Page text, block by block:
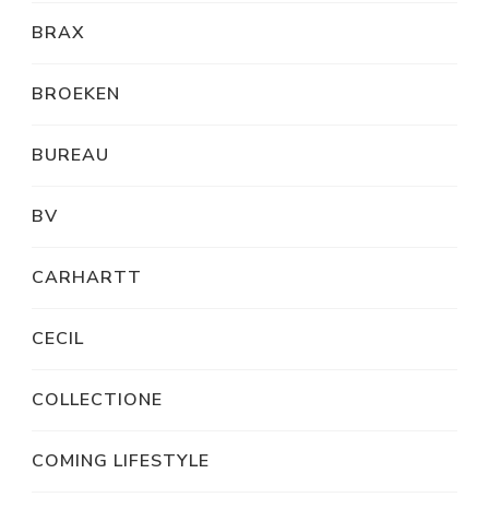
BRAX
BROEKEN
BUREAU
BV
CARHARTT
CECIL
COLLECTIONE
COMING LIFESTYLE